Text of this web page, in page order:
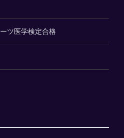
ツ医学検定合格